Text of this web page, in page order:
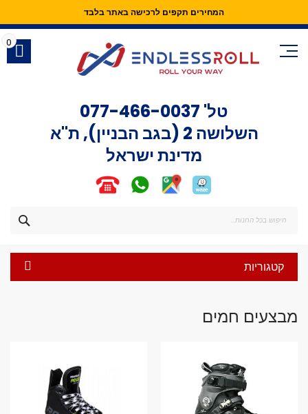
המחירים תקפים לרכישה באתר בלבד
Skip
Content
טל' 077-466-0037
השלושה 2 (בגב הבניין), ת"א
מדינת ישראל
0
קטגוריות
מבצעים חמים